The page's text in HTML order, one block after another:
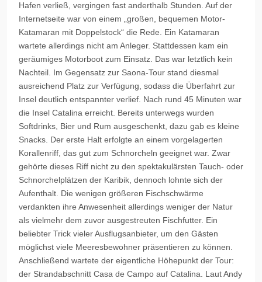
Hafen verließ, vergingen fast anderthalb Stunden. Auf der
Internetseite war von einem „großen, bequemen Motor-
Katamaran mit Doppelstock“ die Rede. Ein Katamaran
wartete allerdings nicht am Anleger. Stattdessen kam ein
geräumiges Motorboot zum Einsatz. Das war letztlich kein
Nachteil. Im Gegensatz zur Saona-Tour stand diesmal
ausreichend Platz zur Verfügung, sodass die Überfahrt zur
Insel deutlich entspannter verlief. Nach rund 45 Minuten war
die Insel Catalina erreicht. Bereits unterwegs wurden
Softdrinks, Bier und Rum ausgeschenkt, dazu gab es kleine
Snacks. Der erste Halt erfolgte an einem vorgelagerten
Korallenriff, das gut zum Schnorcheln geeignet war. Zwar
gehörte dieses Riff nicht zu den spektakulärsten Tauch- oder
Schnorchelplätzen der Karibik, dennoch lohnte sich der
Aufenthalt. Die wenigen größeren Fischschwärme
verdankten ihre Anwesenheit allerdings weniger der Natur
als vielmehr dem zuvor ausgestreuten Fischfutter. Ein
beliebter Trick vieler Ausflugsanbieter, um den Gästen
möglichst viele Meeresbewohner präsentieren zu können.
Anschließend wartete der eigentliche Höhepunkt der Tour:
der Strandabschnitt Casa de Campo auf Catalina. Laut Andy